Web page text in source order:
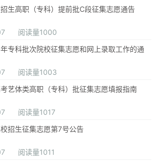
生高职（专科）提前批C段征集志愿通告
阅读量1000
专科批次院校征集志愿和网上录取工作的通
阅读量1003
艺体类高职（专科）批征集志愿填报指南
阅读量1017
招生征集志愿第7号公告
阅读量1011